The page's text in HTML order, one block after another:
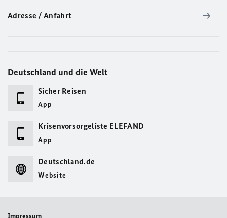
Adresse / Anfahrt
Deutschland und die Welt
Sicher Reisen
App
Krisenvorsorgeliste ELEFAND
App
Deutschland.de
Website
Impressum